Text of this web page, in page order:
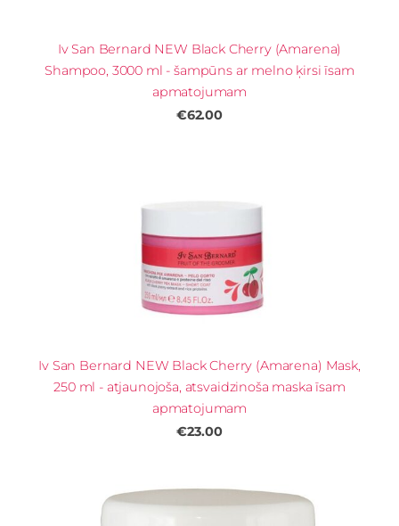
Iv San Bernard NEW Black Cherry (Amarena)
Shampoo, 3000 ml - šampūns ar melno ķirsi īsam
apmatojumam
€62.00
Iv San Bernard NEW Black Cherry (Amarena) Mask,
250 ml - atjaunojoša, atsvaidzinoša maska īsam
apmatojumam
€23.00